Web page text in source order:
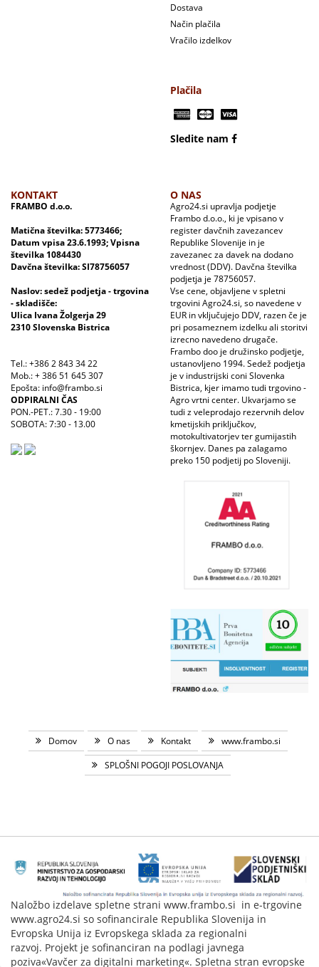
Dostava
Način plačila
Vračilo izdelkov
Plačila
Sledite nam
KONTAKT
FRAMBO d.o.o.
Matična številka: 5773466;
Datum vpisa 23.6.1993; Vpisna
številka 1084430
Davčna številka: SI78756057
Naslov: sedež podjetja - trgovina
- skladišče:
Ulica Ivana Žolgerja 29
2310 Slovenska Bistrica
Tel.: +386 2 843 34 22
Mob.: + 386 51 645 307
Epošta: info@frambo.si
ODPIRALNI ČAS
PON.-PET.: 7.30 - 19:00
SOBOTA: 7:30 - 13.00
O NAS
Agro24.si upravlja podjetje
Frambo d.o.o., ki je vpisano v
register davčnih zavezancev
Republike Slovenije in je
zavezanec za davek na dodano
vrednost (DDV). Davčna številka
podjetja je 78756057.
Vse cene, objavljene v spletni
trgovini Agro24.si, so navedene v
EUR in vključujejo DDV, razen če je
pri posameznem izdelku ali storitvi
izrecno navedeno drugače.
Frambo doo je družinsko podjetje,
ustanovljeno 1994. Sedež podjetja
je v industrijski coni Slovenka
Bistrica, kjer imamo tudi trgovino -
Agro vrtni center. Ukvarjamo se
tudi z veleprodajo rezervnih delov
kmetijskih priključkov,
motokultivatorjev ter gumijastih
škornjev. Danes pa zalagamo
preko 150 podjetij po Sloveniji.
Domov O nas Kontakt
www.frambo.si
SPLOŠNI POGOJI POSLOVANJA
Naložbo izdelave spletne strani www.frambo.si in e-trgovine
www.agro24.si so sofinancirale Republika Slovenija in
Evropska Unija iz Evropskega sklada za regionalni
razvoj. Projekt je sofinanciran na podlagi javnega
poziva«Vavčer za digitalni marketing«. Spletna stran evropske